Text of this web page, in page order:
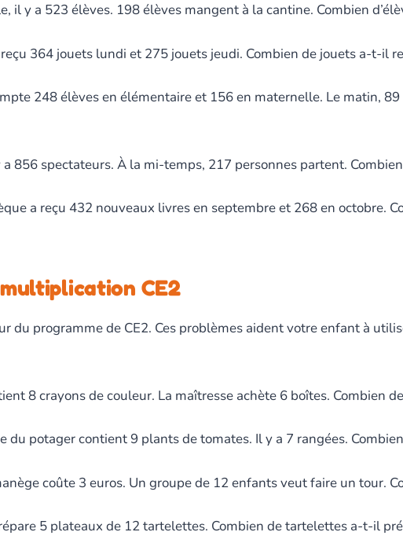
il y a 523 élèves. 198 élèves mangent à la cantine. Combien
364 jouets lundi et 275 jouets jeudi. Combien de jouets a-t-il
248 élèves en élémentaire et 156 en maternelle. Le matin,
856 spectateurs. À la mi-temps, 217 personnes partent.
a reçu 432 nouveaux livres en septembre et 268 en octobre.
CE2
du programme de CE2. Ces problèmes aident votre enfant à
8 crayons de couleur. La maîtresse achète 6 boîtes. Combien
du potager contient 9 plants de tomates. Il y a 7 rangées.
coûte 3 euros. Un groupe de 12 enfants veut faire un tour.
5 plateaux de 12 tartelettes. Combien de tartelettes a-t-il